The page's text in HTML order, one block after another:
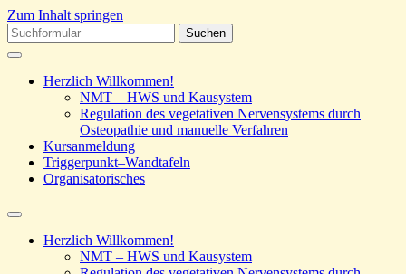
Zum Inhalt springen
Suchen
nach:
Herzlich Willkommen!
NMT – HWS und Kausystem
Regulation des vegetativen Nervensystems durch
Osteopathie und manuelle Verfahren
Kursanmeldung
Triggerpunkt–Wandtafeln
Organisatorisches
Suchfeld
ein-/ausblenden
Herzlich Willkommen!
NMT – HWS und Kausystem